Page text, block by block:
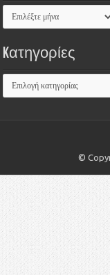
Kατηγορίες
©